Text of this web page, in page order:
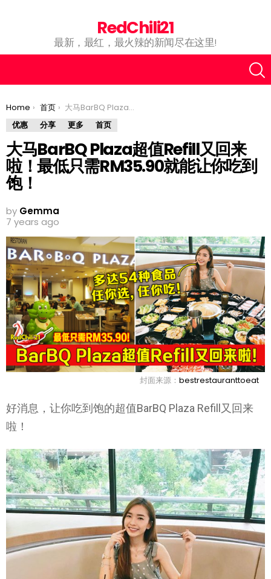
RedChili21
最新，最红，最火辣的新闻尽在这里!
You are here:
Home 首页
大马BarBQ Plaza超值Refill又回来啦！最低只需RM35.90就能让你吃到饱！
优惠
分享 更多 首页
大马BarBQ Plaza超值Refill又回来
啦！最低只需RM35.90就能让你吃到
饱！
by Gemma
7 years ago
封面来源： bestrestauranttoeat
好消息，让你吃到饱的超值BarBQ Plaza Refill又回来
啦！